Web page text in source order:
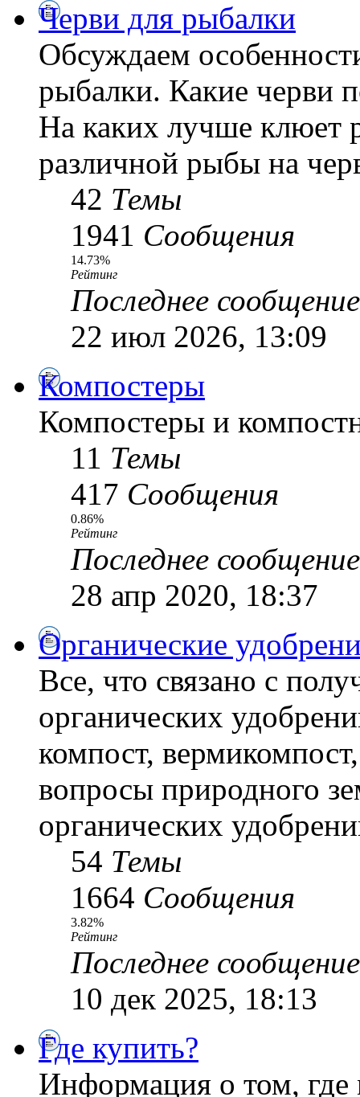
Черви для рыбалки
Обсуждаем
рыбалки. Какие черви
На каких лучше клюет
различной рыбы на
42 Темы
1941 Сообщения
14.73%
Рейтинг
Последнее сообщение
22 июл 2026, 13:09
Компостеры
Компостеры и
11 Темы
417 Сообщения
0.86%
Рейтинг
Последнее сообщение
28 апр 2020, 18:37
Органические
Все, что связано с
органических
компост,
вопросы природного
органических
54 Темы
1664 Сообщения
3.82%
Рейтинг
Последнее сообщение
10 дек 2025, 18:13
Где купить?
Информация о том,